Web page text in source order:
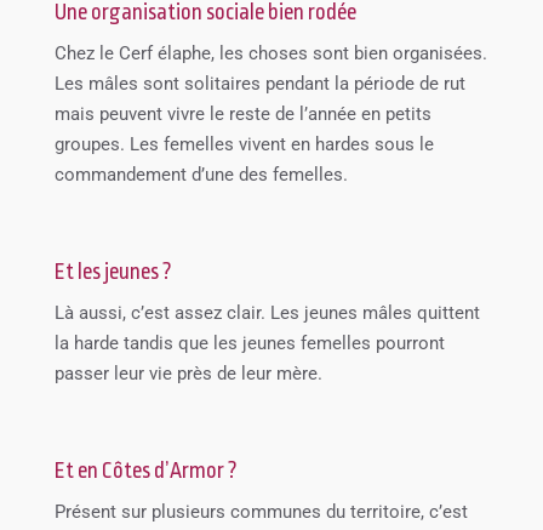
Une organisation sociale bien rodée
Chez le Cerf élaphe, les choses sont bien organisées.
Les mâles sont solitaires pendant la période de rut
mais peuvent vivre le reste de l’année en petits
groupes. Les femelles vivent en hardes sous le
commandement d’une des femelles.
Et les jeunes ?
Là aussi, c’est assez clair. Les jeunes mâles quittent
la harde tandis que les jeunes femelles pourront
passer leur vie près de leur mère.
Et en Côtes d’Armor ?
Présent sur plusieurs communes du territoire, c’est